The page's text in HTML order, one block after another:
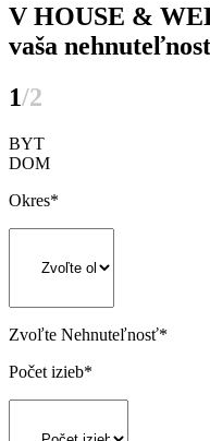
V HOUSE &
vaša
1/2
BYT
DOM
Okres*
Zvoľte Nehnuteľnosť*
Počet izieb*